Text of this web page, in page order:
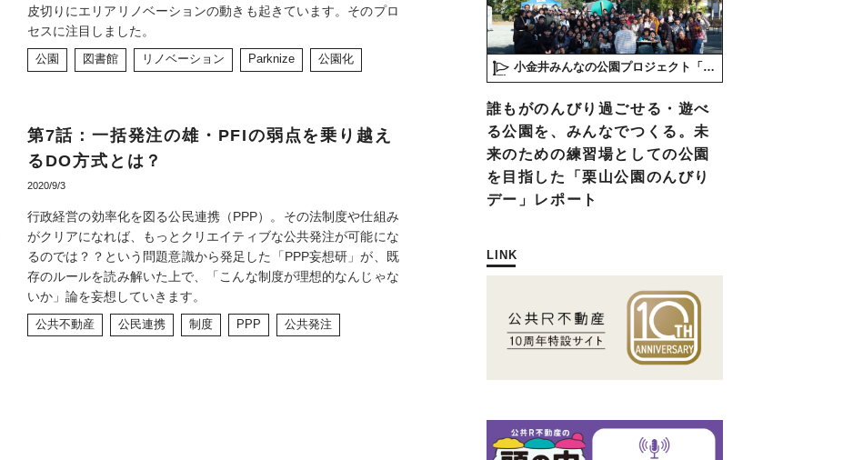
皮切りにエリアリノベーションの動きも起きています。そのプロ
セスに注目しました。
公園 図書館 リノベーション Parknize 公園化
第7話：一括発注の雄・PFIの弱点を乗り越え
るDO方式とは？
2020/9/3
行政経営の効率化を図る公民連携（PPP）。その法制度や仕組み
がクリアになれば、もっとクリエイティブな公共発注が可能にな
るのでは？？という問題意識から発足した「PPP妄想研」が、既
存のルールを読み解いた上で、「こんな制度が理想的なんじゃな
いか」論を妄想していきます。
公共不動産 公民連携 制度 PPP 公共発注
小金井みんなの公園プロジェクト「play here」
誰もがのんびり過ごせる・遊べ
る公園を、みんなでつくる。未
来のための練習場としての公園
を目指した「栗山公園のんびり
デー」レポート
LINK